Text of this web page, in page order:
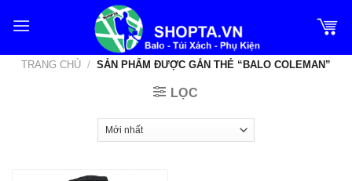
qua
dungTRANG CHỦ / SẢN PHẨM ĐƯỢC GẮN THẺ “BALO COLEMAN”
LỌC